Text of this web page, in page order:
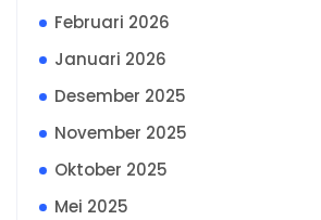
Februari 2026
Januari 2026
Desember 2025
November 2025
Oktober 2025
Mei 2025